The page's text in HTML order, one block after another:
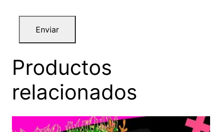
Productos
relacionados